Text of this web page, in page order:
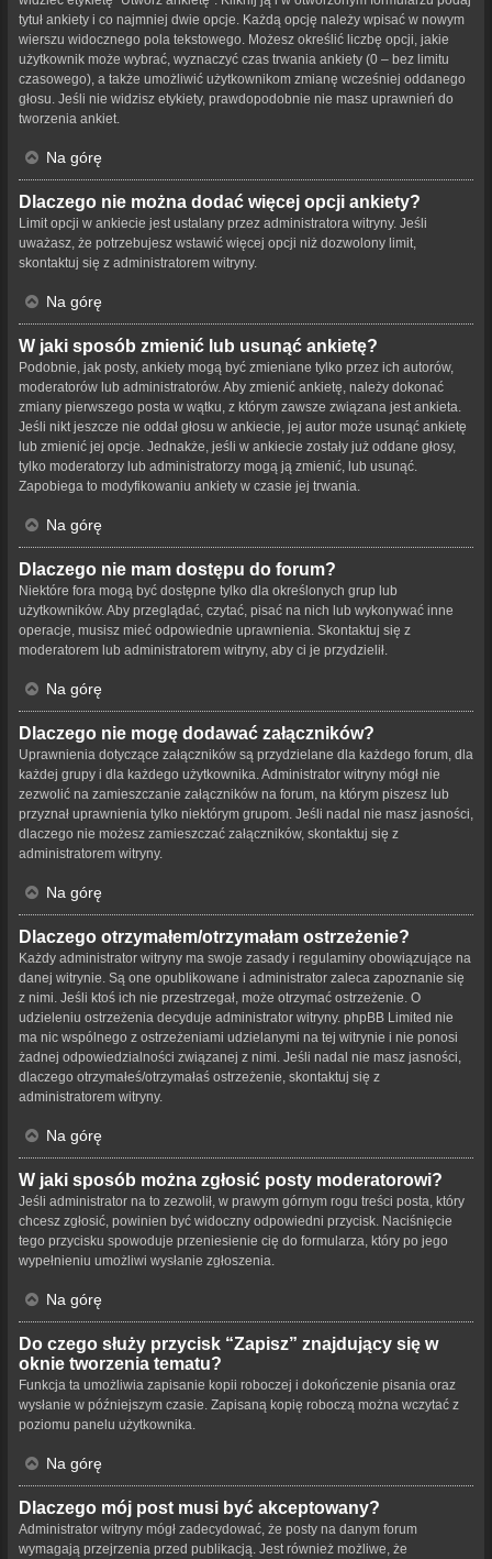
tytuł ankiety i co najmniej dwie opcje. Każdą opcję należy wpisać w nowym
wierszu widocznego pola tekstowego. Możesz określić liczbę opcji, jakie
użytkownik może wybrać, wyznaczyć czas trwania ankiety (0 – bez limitu
czasowego), a także umożliwić użytkownikom zmianę wcześniej oddanego
głosu. Jeśli nie widzisz etykiety, prawdopodobnie nie masz uprawnień do
tworzenia ankiet.
Na górę
Dlaczego nie można dodać więcej opcji ankiety?
Limit opcji w ankiecie jest ustalany przez administratora witryny. Jeśli
uważasz, że potrzebujesz wstawić więcej opcji niż dozwolony limit,
skontaktuj się z administratorem witryny.
Na górę
W jaki sposób zmienić lub usunąć ankietę?
Podobnie, jak posty, ankiety mogą być zmieniane tylko przez ich autorów,
moderatorów lub administratorów. Aby zmienić ankietę, należy dokonać
zmiany pierwszego posta w wątku, z którym zawsze związana jest ankieta.
Jeśli nikt jeszcze nie oddał głosu w ankiecie, jej autor może usunąć ankietę
lub zmienić jej opcje. Jednakże, jeśli w ankiecie zostały już oddane głosy,
tylko moderatorzy lub administratorzy mogą ją zmienić, lub usunąć.
Zapobiega to modyfikowaniu ankiety w czasie jej trwania.
Na górę
Dlaczego nie mam dostępu do forum?
Niektóre fora mogą być dostępne tylko dla określonych grup lub
użytkowników. Aby przeglądać, czytać, pisać na nich lub wykonywać inne
operacje, musisz mieć odpowiednie uprawnienia. Skontaktuj się z
moderatorem lub administratorem witryny, aby ci je przydzielił.
Na górę
Dlaczego nie mogę dodawać załączników?
Uprawnienia dotyczące załączników są przydzielane dla każdego forum, dla
każdej grupy i dla każdego użytkownika. Administrator witryny mógł nie
zezwolić na zamieszczanie załączników na forum, na którym piszesz lub
przyznał uprawnienia tylko niektórym grupom. Jeśli nadal nie masz jasności,
dlaczego nie możesz zamieszczać załączników, skontaktuj się z
administratorem witryny.
Na górę
Dlaczego otrzymałem/otrzymałam ostrzeżenie?
Każdy administrator witryny ma swoje zasady i regulaminy obowiązujące na
danej witrynie. Są one opublikowane i administrator zaleca zapoznanie się
z nimi. Jeśli ktoś ich nie przestrzegał, może otrzymać ostrzeżenie. O
udzieleniu ostrzeżenia decyduje administrator witryny. phpBB Limited nie
ma nic wspólnego z ostrzeżeniami udzielanymi na tej witrynie i nie ponosi
żadnej odpowiedzialności związanej z nimi. Jeśli nadal nie masz jasności,
dlaczego otrzymałeś/otrzymałaś ostrzeżenie, skontaktuj się z
administratorem witryny.
Na górę
W jaki sposób można zgłosić posty moderatorowi?
Jeśli administrator na to zezwolił, w prawym górnym rogu treści posta, który
chcesz zgłosić, powinien być widoczny odpowiedni przycisk. Naciśnięcie
tego przycisku spowoduje przeniesienie cię do formularza, który po jego
wypełnieniu umożliwi wysłanie zgłoszenia.
Na górę
Do czego służy przycisk “Zapisz” znajdujący się w
oknie tworzenia tematu?
Funkcja ta umożliwia zapisanie kopii roboczej i dokończenie pisania oraz
wysłanie w późniejszym czasie. Zapisaną kopię roboczą można wczytać z
poziomu panelu użytkownika.
Na górę
Dlaczego mój post musi być akceptowany?
Administrator witryny mógł zadecydować, że posty na danym forum
wymagają przejrzenia przed publikacją. Jest również możliwe, że